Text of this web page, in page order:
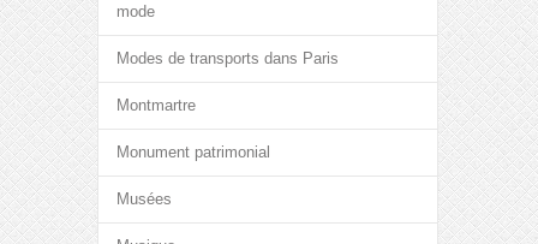
mode
Modes de transports dans Paris
Montmartre
Monument patrimonial
Musées